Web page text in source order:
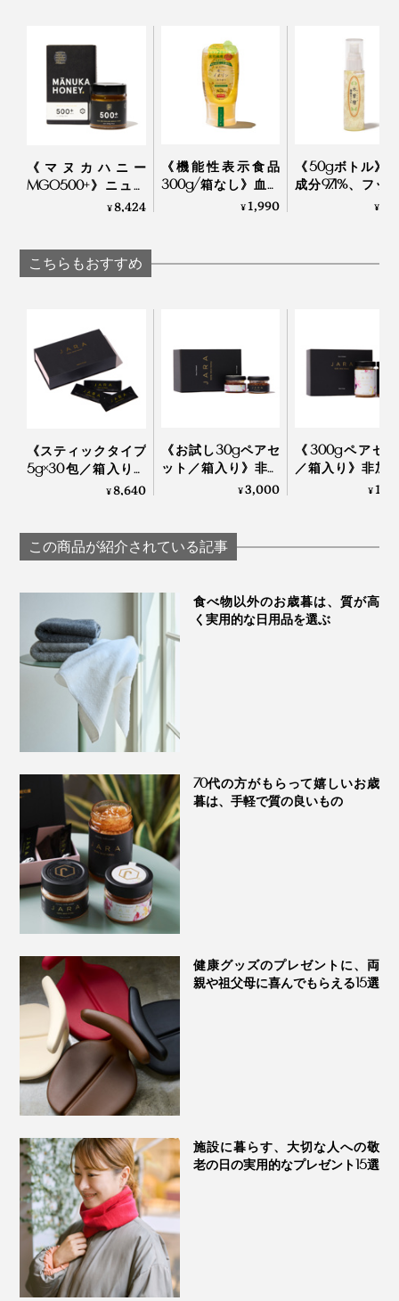
本品には、プロポリスの塊を有機オリーブオイルで侵軟
し、アルコールフリーで溶解したプロポリス抽出のみを
使用しています。
「ハニーデューハニー」とは、黒ブナの樹液を集めた昆
虫が分泌する甘い蜜を、ミツバチが集めてハチミツにし
ミツです。
オリゴ糖やミネラルが豊富で、黒糖のようなコクがあ
り、すっきりとした甘み。「マヌカ＆プロポリススプレ
ー モリンガ」の口当たりの良さは、主に「ハニーデュ
ーハニー」が担っています。
【マヌカフラワーウォーター】
留水が「マヌカフラワーウォーター」。
古くから、先住民族のマオリ族により、切り傷などの外
傷の治療や、風邪の解熱、鎮痛剤として使われてきたと
いわれています。
一般的に、「のどスプレー」に使われている水分のほと
んどは「水」ですが、本品には水の代わりに「マヌカフ
ラワーウォーター」を使用しています。
好みは分かれると思いますが、いかにものどに良さそう
《マヌカハニー
MGO500+》ニュー
ジーランド政府認
ハニー（保証書付）
｜トゥルーハニー
¥8,424
《機能性表示食品
300g/箱なし》血糖
値上昇をゆるやかに
¥1,990
《50gボトル》
成分97.1%、フッ
発泡剤・研磨剤
¥
こちらもおすすめ
《スティックタイプ
5g×30包／箱入り》
非加熱・無濾過 世
た、希少ハチミツ｜
JARA Honey
¥8,640
《お試し30gペアセ
ット／箱入り》非加
熱・無濾過 世界最
希少ハチミツ｜JARA
Honey
¥3,000
《300gペアセ
／箱入り》非加
無濾過 世界最
¥
この商品が紹介されている記事
食べ物以外のお歳暮は、質が高
く実用的な日用品を選ぶ
70代の方がもらって嬉しいお歳
暮は、手軽で質の良いもの
健康グッズのプレゼントに、両
親や祖父母に喜んでもらえる15選
施設に暮らす、大切な人への敬
老の日の実用的なプレゼント15選